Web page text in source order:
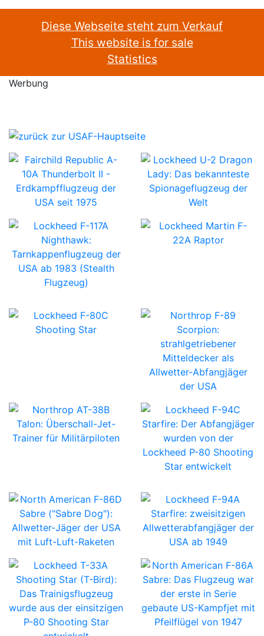
Diese Webseite steht zum Verkauf
This website is for sale
Statistics
Werbung